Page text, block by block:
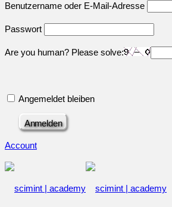
Benutzername oder E-Mail-Adresse
Passwort
Are you human? Please solve:
Angemeldet bleiben
Account